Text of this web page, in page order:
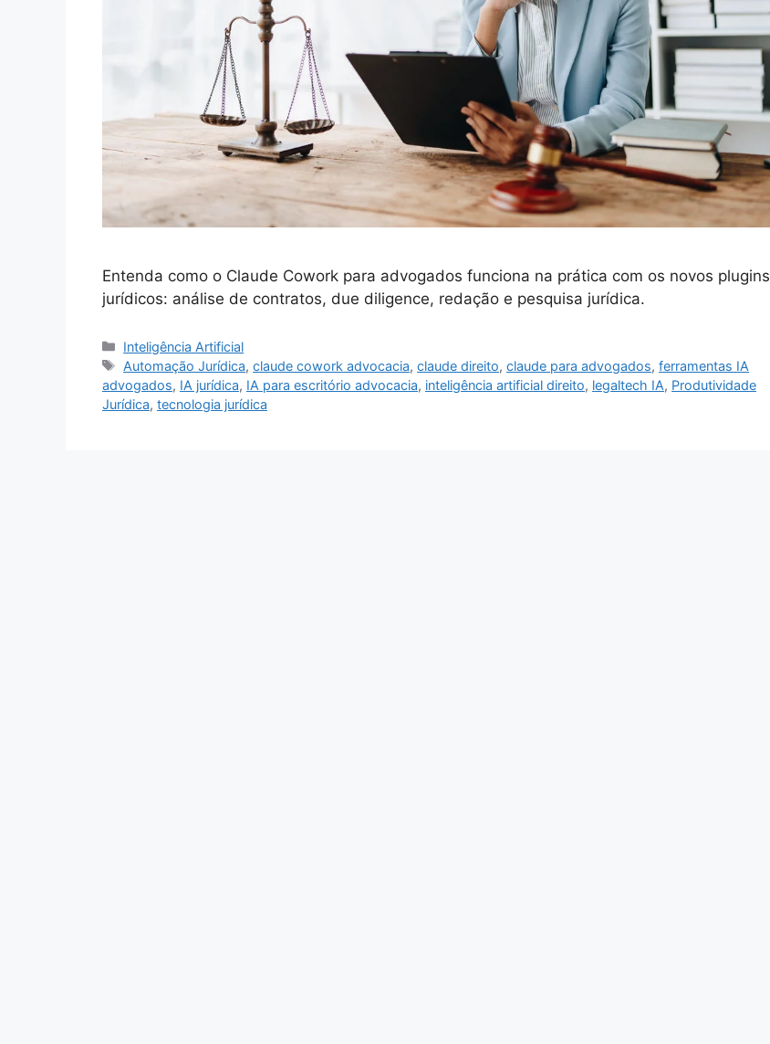
Entenda como o Claude Cowork para advogados funciona na prática com os novos plugins
jurídicos: análise de contratos, due diligence, redação e pesquisa jurídica.
Categorias
Inteligência Artificial
Tags
Automação Jurídica,claude cowork advocacia,claude direito,claude para advogados,ferramentas IA
advogados, IA jurídica, IA para escritório advocacia, inteligência artificial direito, legaltech IA, Produtividade
Jurídica, tecnologia jurídica